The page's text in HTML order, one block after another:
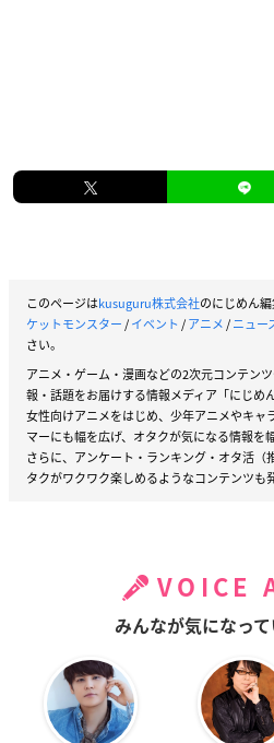
このページはkusuguru株式会社のにじめん
ケットモンスター/イベント /アニメ/ニュー
さい。
アニメ・ゲーム・漫画などの2次元コンテン
報・話題をお届けする情報メディア「にじめん
女性向けアニメをはじめ、少年アニメやキャ
マーにも幅を広げ、オタクが気になる情報を
さらに、アンケート・ランキング・オタ活（
タクがワクワク楽しめるようなコンテンツも
VOICE
みんなが気になっ